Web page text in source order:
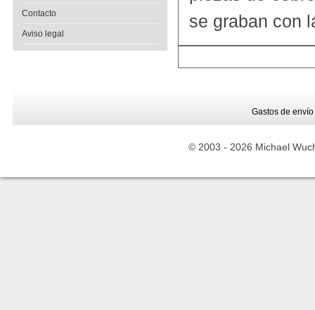
se graban con
Contacto
Aviso legal
Gastos de envío
© 2003 - 2026 Michael